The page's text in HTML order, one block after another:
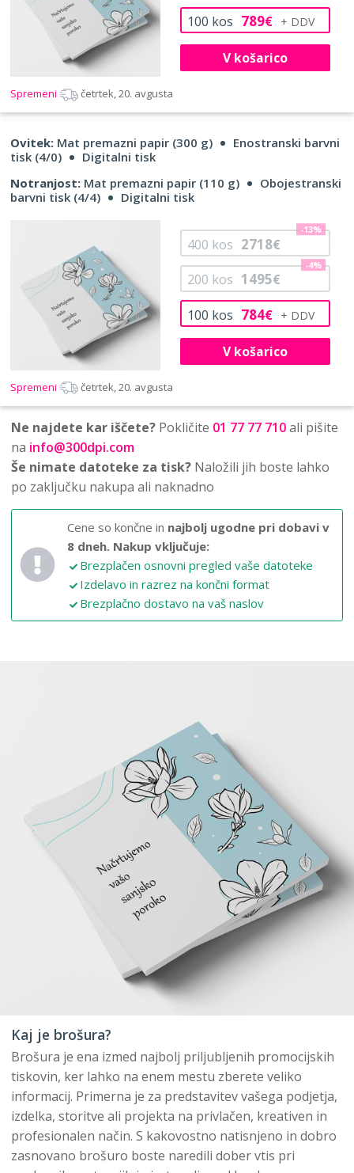
100 kos 789€
V košarico
Spremeni četrtek, 20. avgusta
Ovitek: Mat premazni papir (300 g)
Enostranski barvni
tisk (4/0)
Digitalni tisk
Notranjost: Mat premazni papir (110 g)
Obojestranski
barvni tisk (4/4)
Digitalni tisk
100 kos 784€
200 kos 1495€
-4%
400 kos 2718€
-13%
V košarico
Spremeni četrtek, 20. avgusta
Ne najdete kar iščete? Pokličite 01 77 77 710ali pišite
na info@300dpi.com
Še nimate datoteke za tisk? Naložili jih boste lahko
po zaključku nakupa ali naknadno
Cene so končne in najbolj ugodne pri dobavi v
8 dneh. Nakup vključuje:
Brezplačen osnovni pregled vaše datoteke
Izdelavo in razrez na končni format
Brezplačno dostavo na vaš naslov
Kaj je brošura?
Brošura je ena izmed najbolj priljubljenih promocijskih
tiskovin, ker lahko na enem mestu zberete veliko
informacij. Primerna je za predstavitev vašega podjetja,
izdelka, storitve ali projekta na privlačen, kreativen in
profesionalen način. S kakovostno natisnjeno in dobro
zasnovano brošuro boste naredili dober vtis pri